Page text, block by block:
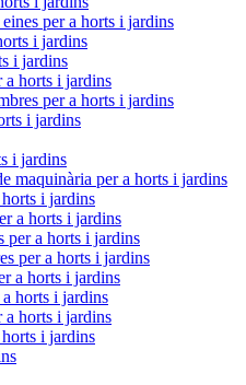
per a horts i jardins
i jardins
i jardins
a horts i jardins
per a horts i jardins
i jardins
i jardins
maquinària per a horts i jardins
i jardins
a horts i jardins
per a horts i jardins
per a horts i jardins
a horts i jardins
horts i jardins
a horts i jardins
i jardins